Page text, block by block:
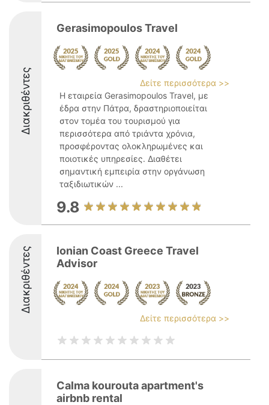
Διακριθέντες
Gerasimopoulos Travel
Δείτε περισσότερα >>
Η εταιρεία Gerasimopoulos Travel, με
έδρα στην Πάτρα, δραστηριοποιείται
στον τομέα του τουρισμού για
περισσότερα από τριάντα χρόνια,
προσφέροντας ολοκληρωμένες και
ποιοτικές υπηρεσίες. Διαθέτει
σημαντική εμπειρία στην οργάνωση
ταξιδιωτικών ...
9.8
Διακριθέντες
Ionian Coast Greece Travel
Advisor
Δείτε περισσότερα >>
Calma kourouta apartment's
airbnb rental